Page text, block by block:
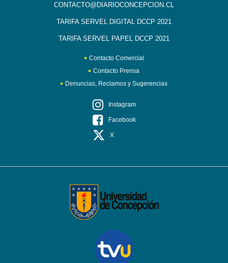
CONTACTO@DIARIOCONCEPCION.CL
TARIFA SERVEL DIGITAL DCCP 2021
TARIFA SERVEL PAPEL DCCP 2021
Contacto Comercial
Contacto Prensa
Denuncias, Reclamos y Sugerencias
Instagram
Facebook
X